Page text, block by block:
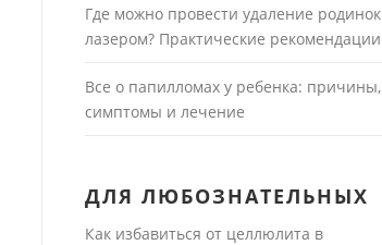
Где можно провести удаление родинок
лазером? Практические рекомендации
Все о папилломах у ребенка: причины,
симптомы и лечение
ДЛЯ ЛЮБОЗНАТЕЛЬНЫХ
Как избавиться от целлюлита в